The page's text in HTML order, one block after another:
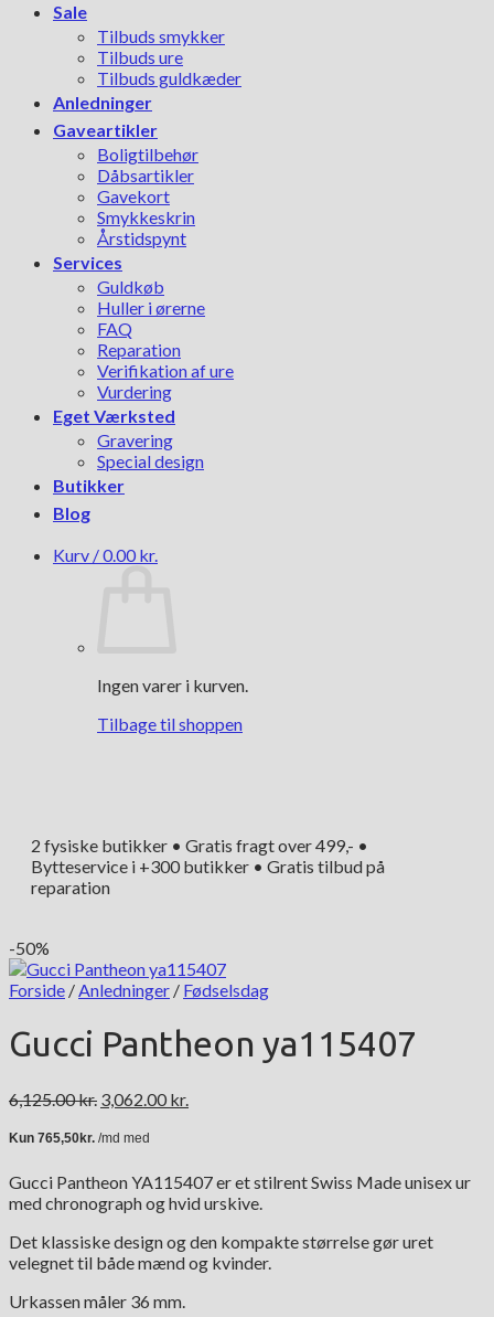
Sale
Tilbuds smykker
Tilbuds ure
Tilbuds guldkæder
Anledninger
Gaveartikler
Boligtilbehør
Dåbsartikler
Gavekort
Smykkeskrin
Årstidspynt
Services
Guldkøb
Huller i ørerne
FAQ
Reparation
Verifikation af ure
Vurdering
Eget Værksted
Gravering
Special design
Butikker
Blog
Kurv /0.00 kr.
Ingen varer i kurven.
Tilbage til shoppen
2 fysiske butikker • Gratis fragt over 499,- •
Bytteservice i +300 butikker • Gratis tilbud på
reparation
-50%
Forside /Anledninger / Fødselsdag
Gucci Pantheon ya115407
6,125.00kr. Den
pris
6,125.00 kr..
3,062.00 kr.
3,062.00 kr..
Gucci Pantheon YA115407 er et stilrent Swiss Made unisex ur
med chronograph og hvid urskive.
Det klassiske design og den kompakte størrelse gør uret
velegnet til både mænd og kvinder.
Urkassen måler 36 mm.